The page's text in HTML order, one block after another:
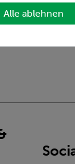
Alle ablehnen